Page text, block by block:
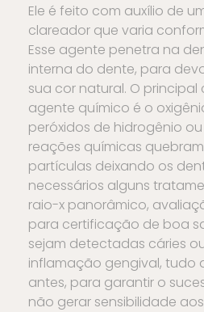
Ele é feito com auxílio de
clareador que varia
Esse agente penetra na
interna do dente, para
sua cor natural. O
agente químico é o
peróxidos de hidrogênio
reações químicas
partículas deixando os
necessários alguns
raio-x panorâmico,
para certificação de boa
sejam detectadas cáries
inflamação gengival, tudo
antes, para garantir o
não gerar sensibilidade